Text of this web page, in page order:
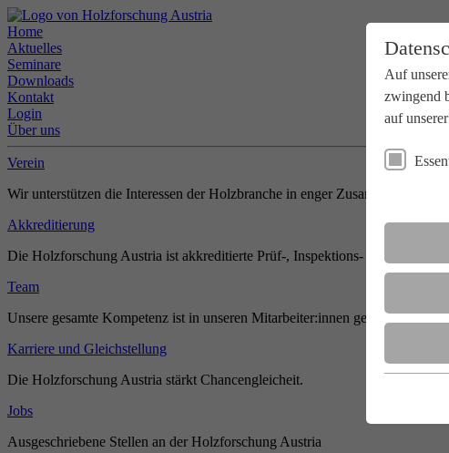
Auf
zwingend
auf
Home
Aktuelles
Seminare
Downloads
Kontakt
Login
Über uns
Verein
Wir unterstützen die Interessen der Holzbranche in enger Zusammenarbeit
Akkreditierung
Die Holzforschung Austria ist akkreditierte Prüf-, Inspektions- und
Team
Unsere gesamte Kompetenz ist in unseren Mitarbeiter:innen gebündelt
Karriere und Gleichstellung
Die Holzforschung Austria stärkt Chancengleicheit.
Jobs
Ausgeschriebene Stellen an der Holzforschung Austria